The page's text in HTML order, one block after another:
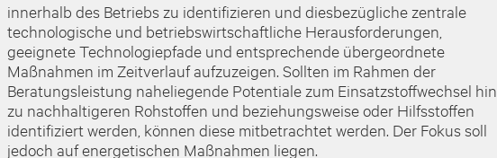
innerhalb des Betriebs zu identifizieren und diesbezügliche zentrale
technologische und betriebswirtschaftliche Herausforderungen,
geeignete Technologiepfade und entsprechende übergeordnete
Maßnahmen im Zeitverlauf aufzuzeigen. Sollten im Rahmen der
Beratungsleistung naheliegende Potentiale zum Einsatzstoffwechsel hin
zu nachhaltigeren Rohstoffen und beziehungsweise oder Hilfsstoffen
identifiziert werden, können diese mitbetrachtet werden. Der Fokus soll
jedoch auf energetischen Maßnahmen liegen.